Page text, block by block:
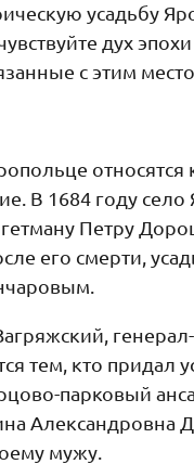
усадьбу
дух
с этим
относятся
В 1684 году
Петру
его смерти,
тем, кто придал
парковый
Александровна
мужу.